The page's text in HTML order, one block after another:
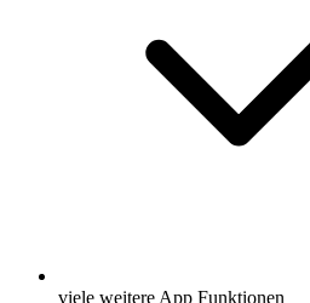
viele weitere App Funktionen